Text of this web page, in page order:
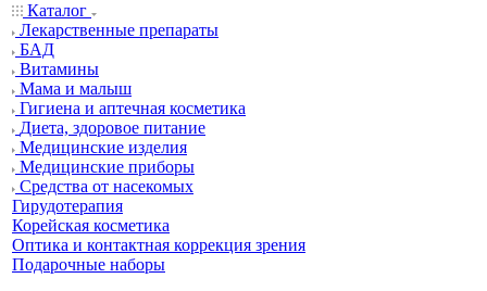
Каталог
Лекарственные препараты
БАД
Витамины
Мама и малыш
Гигиена и аптечная косметика
Диета, здоровое питание
Медицинские изделия
Медицинские приборы
Средства от насекомых
Гирудотерапия
Корейская косметика
Оптика и контактная коррекция зрения
Подарочные наборы